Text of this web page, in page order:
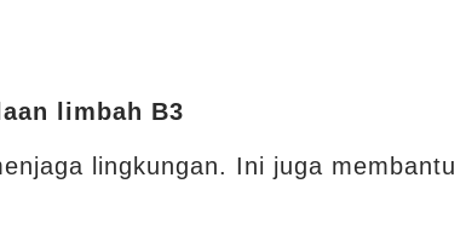
limbah B3
lingkungan. Ini juga membantu